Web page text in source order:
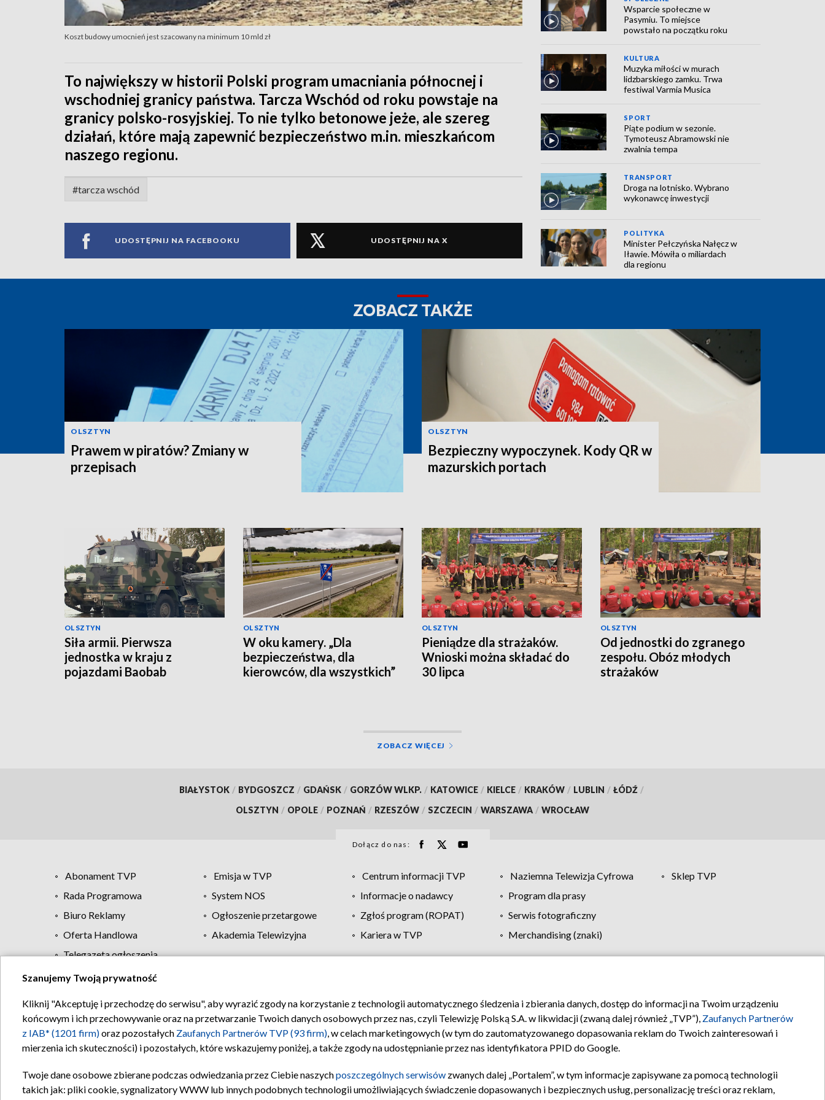
Koszt budowy umocnień jest szacowany na minimum 10 mld zł
To największy w historii Polski program umacniania północnej i
wschodniej granicy państwa. Tarcza Wschód od roku powstaje na
granicy polsko-rosyjskiej. To nie tylko betonowe jeże, ale szereg
działań, które mają zapewnić bezpieczeństwo m.in. mieszkańcom
naszego regionu.
#tarcza wschód
UDOSTĘPNIJ NA FACEBOOKU UDOSTĘPNIJ NA X
Wsparcie społeczne w
Pasymiu. To miejsce
powstało na początku roku
KULTURA
Muzyka miłości w murach
lidzbarskiego zamku. Trwa
festiwal Varmia Musica
SPORT
Piąte podium w sezonie.
Tymoteusz Abramowski nie
zwalnia tempa
TRANSPORT
Droga na lotnisko. Wybrano
wykonawcę inwestycji
POLITYKA
Minister Pełczyńska Nałęcz w
Iławie. Mówiła o miliardach
dla regionu
ZOBACZ TAKŻE
OLSZTYN
Prawem w piratów? Zmiany w
przepisach
OLSZTYN
Bezpieczny wypoczynek. Kody QR w
mazurskich portach
OLSZTYN
Siła armii. Pierwsza
jednostka w kraju z
pojazdami Baobab
OLSZTYN
W oku kamery. „Dla
bezpieczeństwa, dla
kierowców, dla wszystkich”
OLSZTYN
Pieniądze dla strażaków.
Wnioski można składać do
30 lipca
OLSZTYN
Od jednostki do zgranego
zespołu. Obóz młodych
strażaków
ZOBACZ WIĘCEJ
BIAŁYSTOK / BYDGOSZCZ / GDAŃSK / GORZÓW WLKP. / KATOWICE / KIELCE / KRAKÓW / LUBLIN / ŁÓDŹ /
OLSZTYN / OPOLE / POZNAŃ / RZESZÓW / SZCZECIN / WARSZAWA / WROCŁAW
Dołącz do nas:
Abonament TVP Emisja w TVP Centrum informacji TVP Naziemna Telewizja Cyfrowa
Sklep TVP
Rada Programowa
System NOS Informacje o nadawcy
Program dla prasy
Biuro Reklamy
Ogłoszenie przetargowe Zgłoś program (ROPAT)
Serwis fotograficzny
Oferta Handlowa
Akademia Telewizyjna Kariera w TVP
Merchandising (znaki)
Telegazeta ogłoszenia
Regulamin TVP Polityka prywatności Moje zgody Pomoc Biuro reklamy Kontakt
Szanujemy Twoją prywatność
Kliknij "Akceptuję i przechodzę do serwisu", aby wyrazić zgody na korzystanie z technologii automatycznego śledzenia i zbierania danych, dostęp do informacji na Twoim urządzeniu
końcowym i ich przechowywanie oraz na przetwarzanie Twoich danych osobowych przez nas, czyli Telewizję Polską S.A. w likwidacji (zwaną dalej również „TVP”), Zaufanych Partnerów
z IAB* (1201 firm)oraz pozostałych Zaufanych Partnerów TVP (93 firm), w celach marketingowych (w tym do zautomatyzowanego dopasowania reklam do Twoich zainteresowań i
mierzenia ich skuteczności) i pozostałych, które wskazujemy poniżej, a także zgody na udostępnianie przez nas identyfikatora PPID do Google.
Twoje dane osobowe zbierane podczas odwiedzania przez Ciebie naszychposzczególnych serwisów zwanych dalej „Portalem”, w tym informacje zapisywane za pomocą technologii
takich jak: pliki cookie, sygnalizatory WWW lub innych podobnych technologii umożliwiających świadczenie dopasowanych i bezpiecznych usług, personalizację treści oraz reklam,